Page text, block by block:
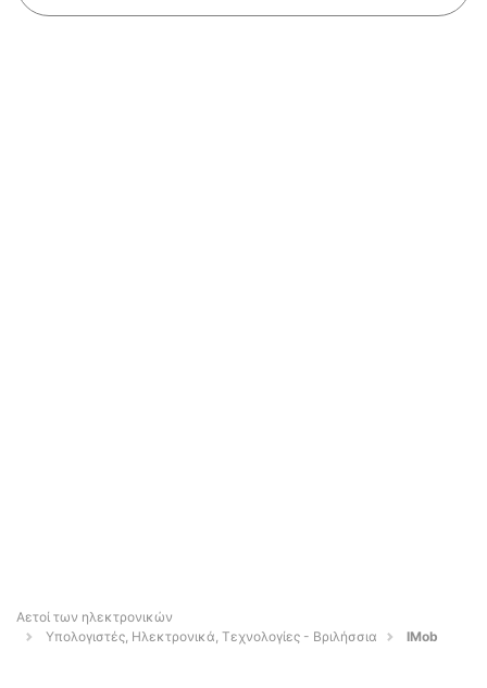
Αετοί των ηλεκτρονικών
Υπολογιστές, Ηλεκτρονικά, Τεχνολογίες - Βριλήσσια
IMob